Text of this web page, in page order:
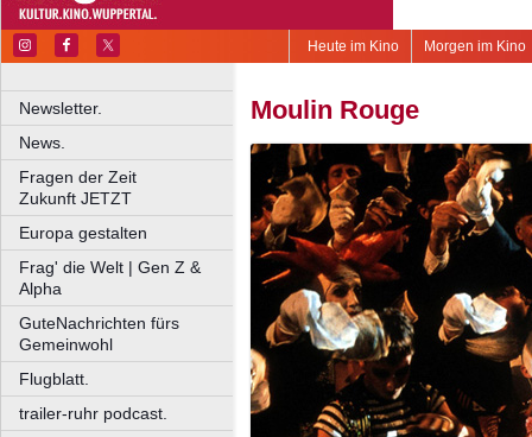
Morgen im Kino
Heute im Kino
Newsletter.
News.
Fragen der Zeit
Zukunft JETZT
Europa gestalten
Frag' die Welt | Gen Z &
Alpha
GuteNachrichten fürs
Gemeinwohl
Flugblatt.
trailer-ruhr podcast.
Moulin Rouge